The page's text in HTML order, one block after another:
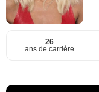
26
ans de carrière